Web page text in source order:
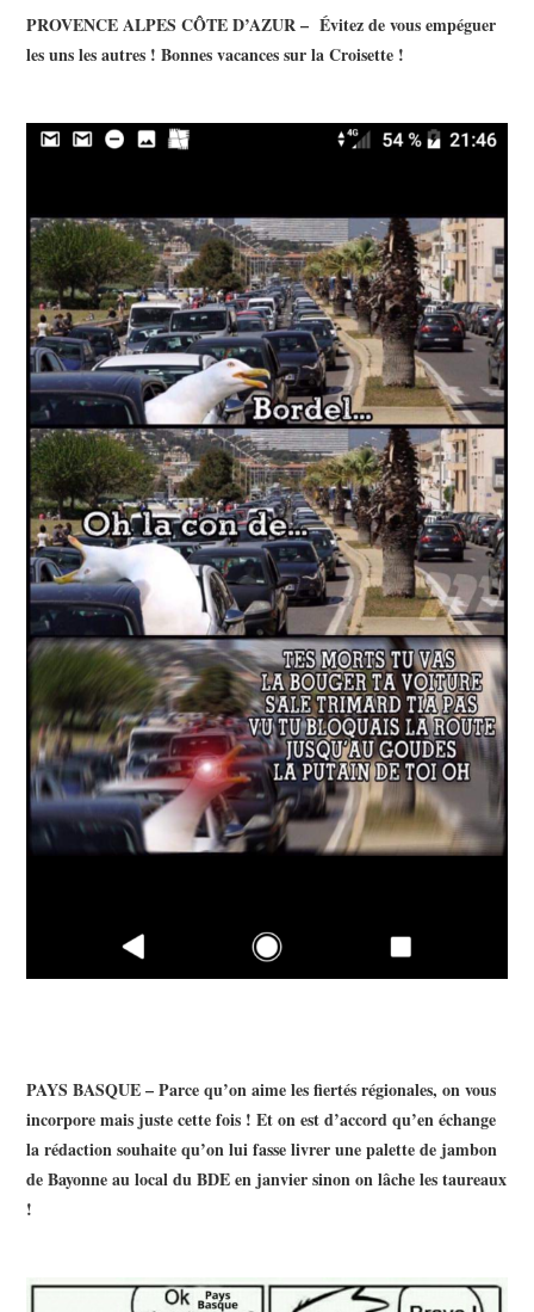
PROVENCE ALPES CÔTE D’AZUR – Évitez de vous empéguer
les uns les autres ! Bonnes vacances sur la Croisette !
PAYS BASQUE – Parce qu’on aime les fiertés régionales, on vous
incorpore mais juste cette fois ! Et on est d’accord qu’en échange
la rédaction souhaite qu’on lui fasse livrer une palette de jambon
de Bayonne au local du BDE en janvier sinon on lâche les taureaux
!